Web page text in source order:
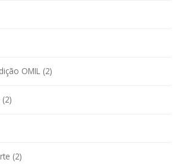
OMIL (2)
(2)